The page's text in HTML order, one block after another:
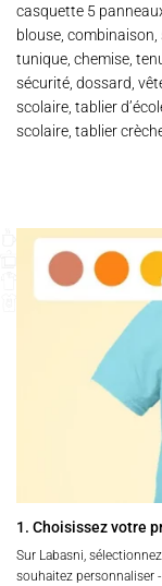
casquette 5
blouse,
tunique, chemise,
sécurité, dossard,
scolaire, tablier
scolaire, tablier
1. Choisissez votre
Sur Labasni,
souhaitez personnaliser